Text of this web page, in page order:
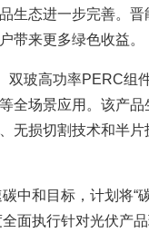
生态进一步完善。
带来更多绿色收益。
双玻高功率PERC组
全场景应用。该产
无损切割技术和半
中和目标，计划将“
面执行针对光伏产品